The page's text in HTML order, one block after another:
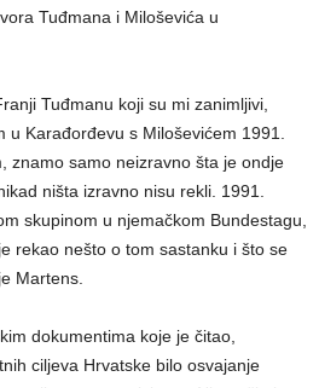
Tuđmana i Miloševića u
Tuđmanu koji su mi zanimljivi,
Karađorđevu s Miloševićem 1991.
znamo samo neizravno šta je ondje
ništa izravno nisu rekli. 1991.
skupinom u njemačkom Bundestagu,
rekao nešto o tom sastanku i što se
Martens.
dokumentima koje je čitao,
ciljeva Hrvatske bilo osvajanje